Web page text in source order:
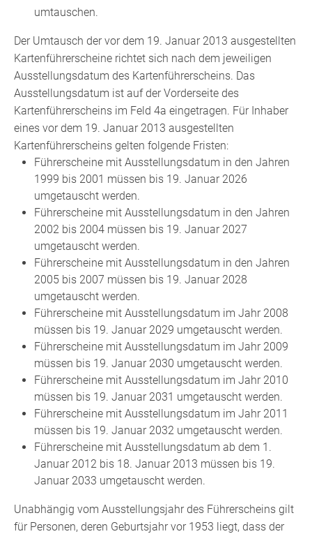
umtauschen.
Der Umtausch der vor dem 19. Januar 2013 ausgestellten
Kartenführerscheine richtet sich nach dem jeweiligen
Ausstellungsdatum des Kartenführerscheins. Das
Ausstellungsdatum ist auf der Vorderseite des
Kartenführerscheins im Feld 4a eingetragen. Für Inhaber
eines vor dem 19. Januar 2013 ausgestellten
Kartenführerscheins gelten folgende Fristen:
Führerscheine mit Ausstellungsdatum in den Jahren
1999 bis 2001 müssen bis 19. Januar 2026
umgetauscht werden.
Führerscheine mit Ausstellungsdatum in den Jahren
2002 bis 2004 müssen bis 19. Januar 2027
umgetauscht werden.
Führerscheine mit Ausstellungsdatum in den Jahren
2005 bis 2007 müssen bis 19. Januar 2028
umgetauscht werden.
Führerscheine mit Ausstellungsdatum im Jahr 2008
müssen bis 19. Januar 2029 umgetauscht werden.
Führerscheine mit Ausstellungsdatum im Jahr 2009
müssen bis 19. Januar 2030 umgetauscht werden.
Führerscheine mit Ausstellungsdatum im Jahr 2010
müssen bis 19. Januar 2031 umgetauscht werden.
Führerscheine mit Ausstellungsdatum im Jahr 2011
müssen bis 19. Januar 2032 umgetauscht werden.
Führerscheine mit Ausstellungsdatum ab dem 1.
Januar 2012 bis 18. Januar 2013 müssen bis 19.
Januar 2033 umgetauscht werden.
Unabhängig vom Ausstellungsjahr des Führerscheins gilt
für Personen, deren Geburtsjahr vor 1953 liegt, dass der